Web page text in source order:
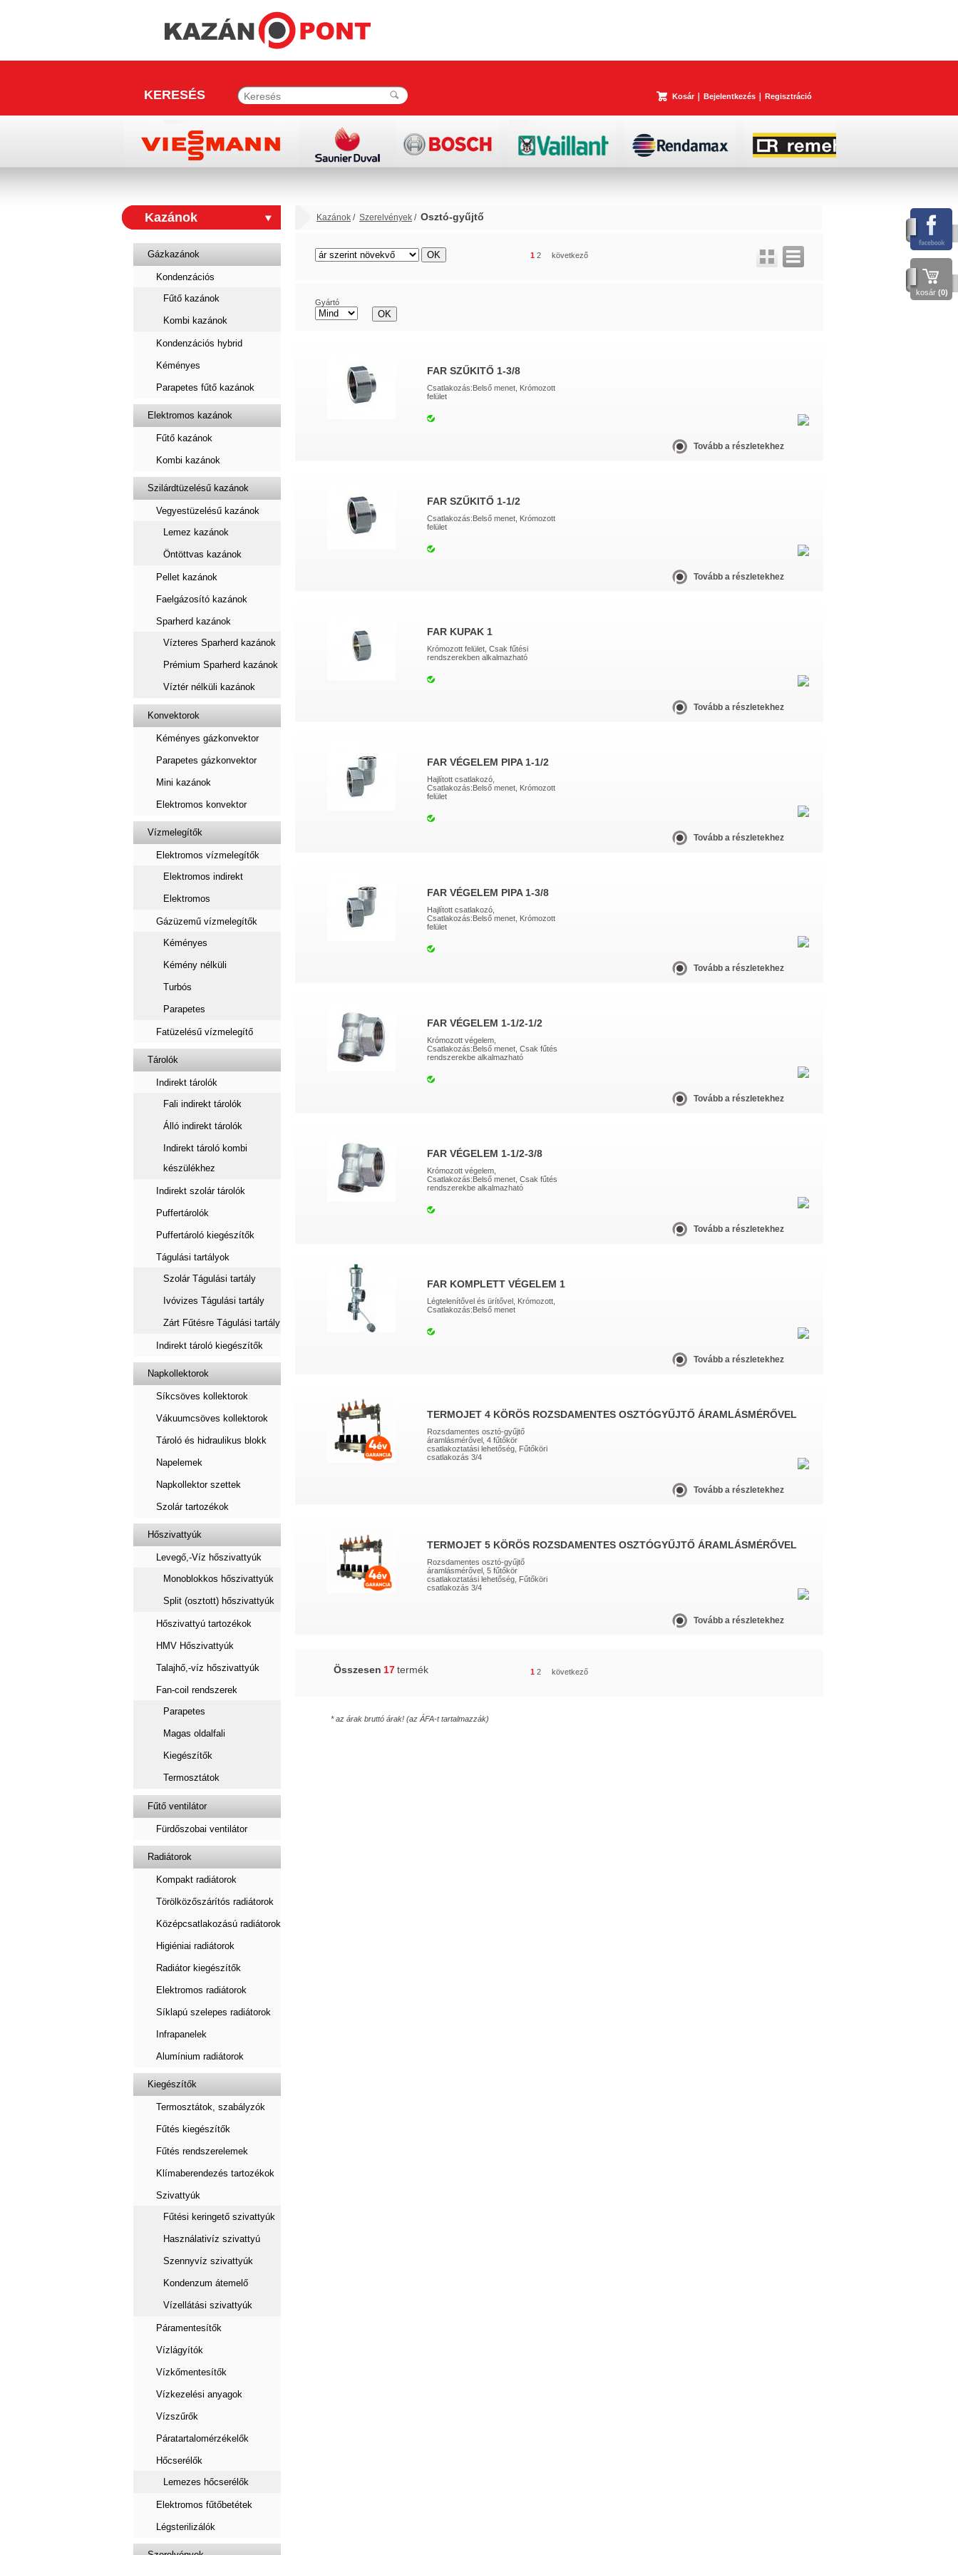
kosár (0)
KERESÉS Kosár Bejelentkezés Regisztráció
Kazánok
Gázkazánok
Kondenzációs
Fűtő kazánok
Kombi kazánok
Kondenzációs hybrid
Kéményes
Parapetes fűtő kazánok
Elektromos kazánok
Fűtő kazánok
Kombi kazánok
Szilárdtüzelésű kazánok
Vegyestüzelésű kazánok
Lemez kazánok
Öntöttvas kazánok
Pellet kazánok
Faelgázosító kazánok
Sparherd kazánok
Vízteres Sparherd kazánok
Prémium Sparherd kazánok
Víztér nélküli kazánok
Konvektorok
Kéményes gázkonvektor
Parapetes gázkonvektor
Mini kazánok
Elektromos konvektor
Vízmelegítők
Elektromos vízmelegítők
Elektromos indirekt
Elektromos
Gázüzemű vízmelegítők
Kéményes
Kémény nélküli
Turbós
Parapetes
Fatüzelésű vízmelegítő
Tárolók
Indirekt tárolók
Fali indirekt tárolók
Álló indirekt tárolók
Indirekt tároló kombi
készülékhez
Indirekt szolár tárolók
Puffertárolók
Puffertároló kiegészítők
Tágulási tartályok
Szolár Tágulási tartály
Ivóvizes Tágulási tartály
Zárt Fűtésre Tágulási tartály
Indirekt tároló kiegészítők
Napkollektorok
Síkcsöves kollektorok
Vákuumcsöves kollektorok
Tároló és hidraulikus blokk
Napelemek
Napkollektor szettek
Szolár tartozékok
Hőszivattyúk
Levegő,-Víz hőszivattyúk
Monoblokkos hőszivattyúk
Split (osztott) hőszivattyúk
Hőszivattyú tartozékok
HMV Hőszivattyúk
Talajhő,-víz hőszivattyúk
Fan-coil rendszerek
Parapetes
Magas oldalfali
Kiegészítők
Termosztátok
Fűtő ventilátor
Fürdőszobai ventilátor
Radiátorok
Kompakt radiátorok
Törölközőszárítós radiátorok
Középcsatlakozású radiátorok
Higiéniai radiátorok
Radiátor kiegészítők
Elektromos radiátorok
Síklapú szelepes radiátorok
Infrapanelek
Alumínium radiátorok
Kiegészítők
Termosztátok, szabályzók
Fűtés kiegészítők
Fűtés rendszerelemek
Klímaberendezés tartozékok
Szivattyúk
Fűtési keringető szivattyúk
Használativíz szivattyú
Szennyvíz szivattyúk
Kondenzum átemelő
Vízellátási szivattyúk
Páramentesítők
Vízlágyítók
Vízkőmentesítők
Vízkezelési anyagok
Vízszűrők
Páratartalomérzékelők
Hőcserélők
Lemezes hőcserélők
Elektromos fűtőbetétek
Légsterilizálók
Kazánok / Szerelvények / Osztó-gyűjtő
rács lista
1 2 következő
Gyártó
FAR SZŰKITŐ 1-3/8
Csatlakozás:Belső menet, Krómozott
felület
Tovább a részletekhez
FAR SZŰKITŐ 1-1/2
Csatlakozás:Belső menet, Krómozott
felület
Tovább a részletekhez
FAR KUPAK 1
Krómozott felület, Csak fűtési
rendszerekben alkalmazható
Tovább a részletekhez
FAR VÉGELEM PIPA 1-1/2
Hajlított csatlakozó,
Csatlakozás:Belső menet, Krómozott
felület
Tovább a részletekhez
FAR VÉGELEM PIPA 1-3/8
Hajlított csatlakozó,
Csatlakozás:Belső menet, Krómozott
felület
Tovább a részletekhez
FAR VÉGELEM 1-1/2-1/2
Krómozott végelem,
Csatlakozás:Belső menet, Csak fűtés
rendszerekbe alkalmazható
Tovább a részletekhez
FAR VÉGELEM 1-1/2-3/8
Krómozott végelem,
Csatlakozás:Belső menet, Csak fűtés
rendszerekbe alkalmazható
Tovább a részletekhez
FAR KOMPLETT VÉGELEM 1
Légtelenítővel és ürítővel, Krómozott,
Csatlakozás:Belső menet
Tovább a részletekhez
TERMOJET 4 KÖRÖS ROZSDAMENTES OSZTÓGYŰJTŐ ÁRAMLÁSMÉRŐVEL
Rozsdamentes osztó-gyűjtő
áramlásmérővel, 4 fűtőkör
csatlakoztatási lehetőség, Fűtőköri
csatlakozás 3/4
Tovább a részletekhez
TERMOJET 5 KÖRÖS ROZSDAMENTES OSZTÓGYŰJTŐ ÁRAMLÁSMÉRŐVEL
Rozsdamentes osztó-gyűjtő
áramlásmérővel, 5 fűtőkör
csatlakoztatási lehetőség, Fűtőköri
csatlakozás 3/4
Tovább a részletekhez
Összesen 17 termék 1 2 következő
* az árak bruttó árak! (az ÁFA-t tartalmazzák)